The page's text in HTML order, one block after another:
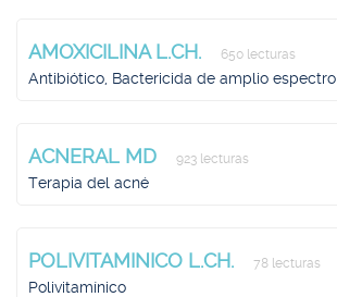
AMOXICILINA L.CH. 650 lecturas
Antibiótico, Bactericida de amplio espectro
ACNERAL MD 923 lecturas
Terapia del acné
POLIVITAMINICO L.CH. 78 lecturas
Polivitamínico